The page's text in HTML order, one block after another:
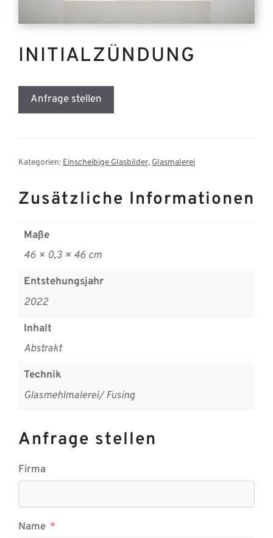
INITIALZÜNDUNG
Anfrage stellen
Kategorien: Einscheibige Glasbilder, Glasmalerei
Zusätzliche Informationen
Maße
46 × 0,3 × 46 cm
Entstehungsjahr
2022
Inhalt
Abstrakt
Technik
Glasmehlmalerei/ Fusing
Anfrage stellen
Firma
Name